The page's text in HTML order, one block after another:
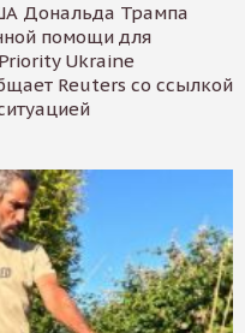
Дональда Трампа
помощи для
Ukraine
Reuters со ссылкой